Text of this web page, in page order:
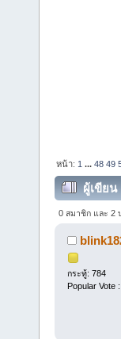
หน้า: 1 ...48 49
ผู้เขียน
0 สมาชิก และ 2
กระทู้: 784
Popular Vote